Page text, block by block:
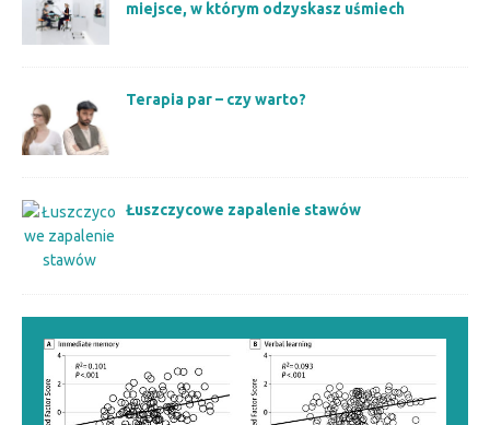
miejsce, w którym odzyskasz uśmiech
Terapia par – czy warto?
Łuszczycowe zapalenie stawów